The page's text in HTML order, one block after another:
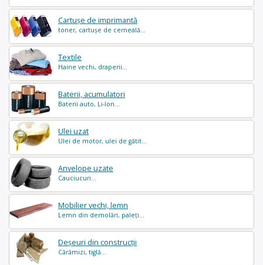
Cartușe de imprimantă
toner, cartușe de cerneală...
Textile
Haine vechi, draperii...
Baterii, acumulatori
Baterii auto, Li-Ion...
Ulei uzat
Ulei de motor, ulei de gătit...
Anvelope uzate
Cauciucuri...
Mobilier vechi, lemn
Lemn din demolări, paleți...
Deșeuri din construcții
Cărămizi, tiglă...